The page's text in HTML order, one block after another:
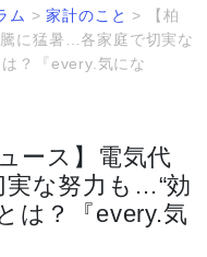
ム >家計のこと >
【柏
に猛暑…各家庭で切実な
？『every.気にな
ース】電気代
な努力も…“効
は？『every.気